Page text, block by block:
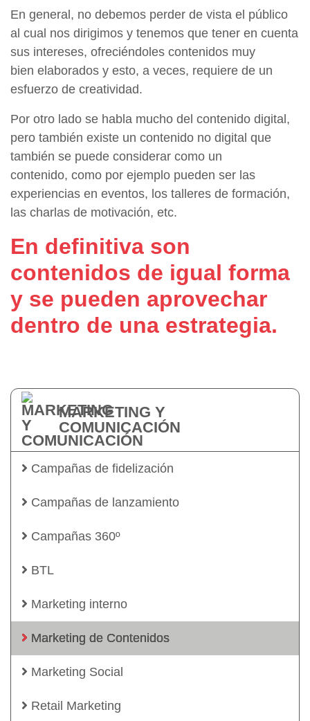
En general, no debemos perder de vista el público
al cual nos dirigimos y tenemos que tener en cuenta
sus intereses, ofreciéndoles contenidos muy
bien elaborados y esto, a veces, requiere de un
esfuerzo de creatividad.
Por otro lado se habla mucho del contenido digital,
pero también existe un contenido no digital que
también se puede considerar como un
contenido, como por ejemplo pueden ser las
experiencias en eventos, los talleres de formación,
las charlas de motivación, etc.
En definitiva son
contenidos de igual forma
y se pueden aprovechar
dentro de una estrategia.
MARKETING Y
COMUNICACIÓN
Campañas de fidelización
Campañas de lanzamiento
Campañas 360º
BTL
Marketing interno
Marketing de Contenidos
Marketing Social
Retail Marketing